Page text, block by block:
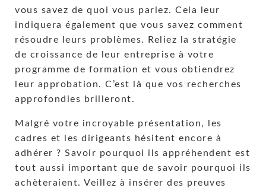
vous savez de quoi vous parlez. Cela leur
indiquera également que vous savez comment
résoudre leurs problèmes. Reliez la stratégie
de croissance de leur entreprise à votre
programme de formation et vous obtiendrez
leur approbation. C’est là que vos recherches
approfondies brilleront.
Malgré votre incroyable présentation, les
cadres et les dirigeants hésitent encore à
adhérer ? Savoir pourquoi ils appréhendent est
tout aussi important que de savoir pourquoi ils
achèteraient. Veillez à insérer des preuves